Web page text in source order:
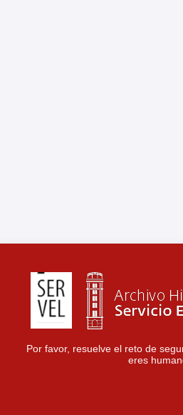
Por favor, resuelve el reto de
eres